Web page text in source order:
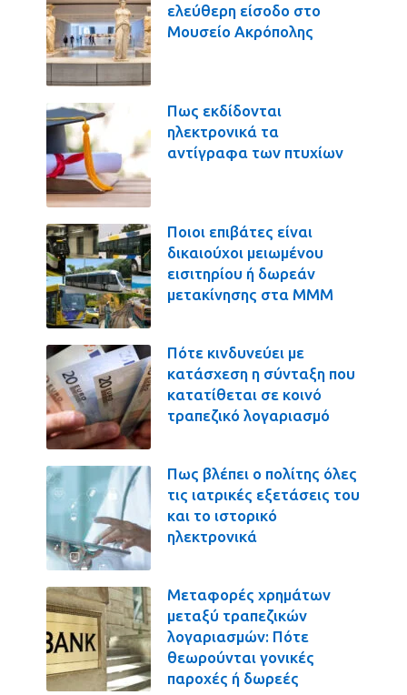
ελεύθερη είσοδο στο
Μουσείο Ακρόπολης
Πως εκδίδονται
ηλεκτρονικά τα
αντίγραφα των πτυχίων
Ποιοι επιβάτες είναι
δικαιούχοι μειωμένου
εισιτηρίου ή δωρεάν
μετακίνησης στα ΜΜΜ
Πότε κινδυνεύει με
κατάσχεση η σύνταξη που
κατατίθεται σε κοινό
τραπεζικό λογαριασμό
Πως βλέπει ο πολίτης όλες
τις ιατρικές εξετάσεις του
και το ιστορικό
ηλεκτρονικά
Μεταφορές χρημάτων
μεταξύ τραπεζικών
λογαριασμών: Πότε
θεωρούνται γονικές
παροχές ή δωρεές